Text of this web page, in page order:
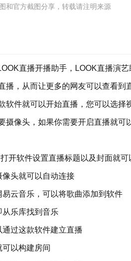
和官方截图分享，转载请注明来源
直播开播助手，LOOK直播演
，从而让更多的网友可以查看到
软件就可以开始直播，您可以选择
摄像头，如果你需要开启直播就可
软件设置直播标题以及封面就可
头就可以自动连接
云音乐，可以将歌曲添加到软件
乐库找到音乐
过这款软件建立直播
以构建房间